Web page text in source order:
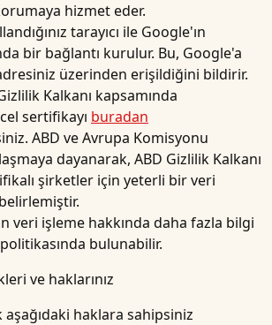
hizmet eder.
tarayıcı ile Google'ın
bir bağlantı kurulur. Bu, Google'a
üzerinden erişildiğini bildirir.
Kalkanı kapsamında
sertifikayı buradan
ABD ve Avrupa Komisyonu
dayanarak, ABD Gizlilik Kalkanı
şirketler için yeterli bir veri
veri işleme hakkında daha fazla bilgi
bulunabilir.
ve haklarınız
haklara sahipsiniz